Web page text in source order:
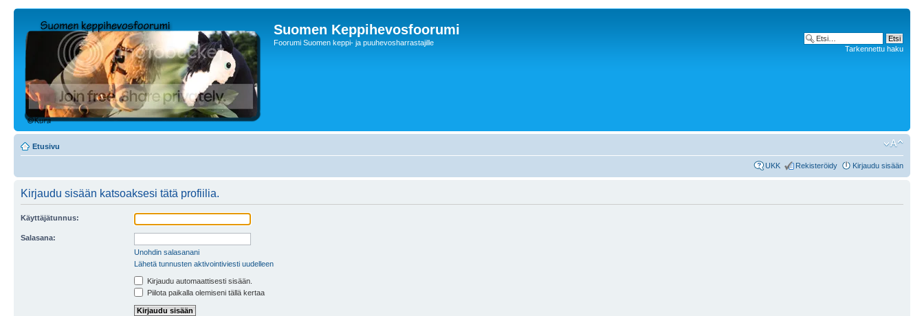
Suomen Keppihevosfoorumi
Foorumi Suomen keppi- ja puuhevosharrastajille
Tarkennettu haku
Etusivu
UKK Rekisteröidy Kirjaudu sisään
Kirjaudu sisään katsoaksesi tätä profiilia.
Käyttäjätunnus:
Salasana:
Unohdin salasanani
Lähetä tunnusten aktivointiviesti uudelleen
Kirjaudu automaattisesti sisään.
Piilota paikalla olemiseni tällä kertaa